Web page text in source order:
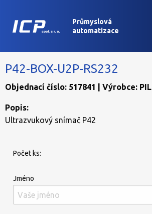
Průmyslová
automatizace
P42-BOX-U2P-RS232
Objednací číslo: 517841 | Výrobce: PIL
Popis:
Ultrazvukový snímač P42
Počet ks:
Jméno